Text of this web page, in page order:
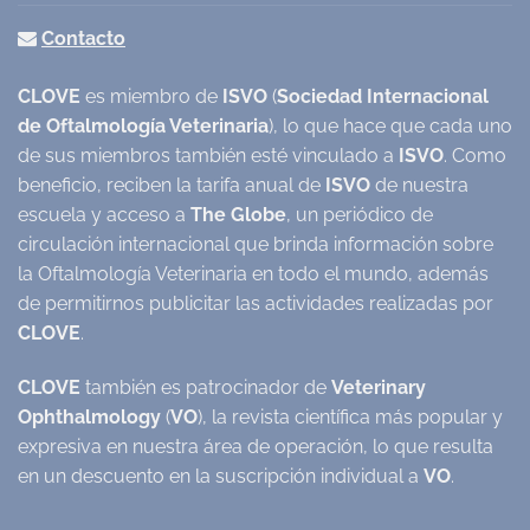
Contacto
CLOVE es miembro de ISVO (Sociedad Internacional
de Oftalmología Veterinaria), lo que hace que cada uno
de sus miembros también esté vinculado a ISVO. Como
beneficio, reciben la tarifa anual de ISVO de nuestra
escuela y acceso a The Globe, un periódico de
circulación internacional que brinda información sobre
la Oftalmología Veterinaria en todo el mundo, además
de permitirnos publicitar las actividades realizadas por
CLOVE.
CLOVE también es patrocinador de Veterinary
Ophthalmology (VO), la revista científica más popular y
expresiva en nuestra área de operación, lo que resulta
en un descuento en la suscripción individual a VO.